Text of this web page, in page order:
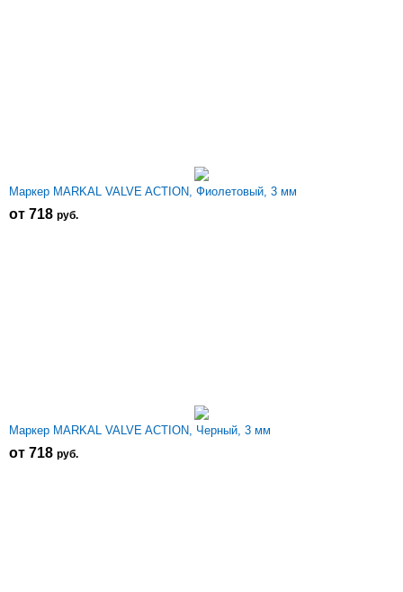
Маркер MARKAL VALVE ACTION, Фиолетовый, 3 мм
от 718 руб.
Маркер MARKAL VALVE ACTION, Черный, 3 мм
от 718 руб.